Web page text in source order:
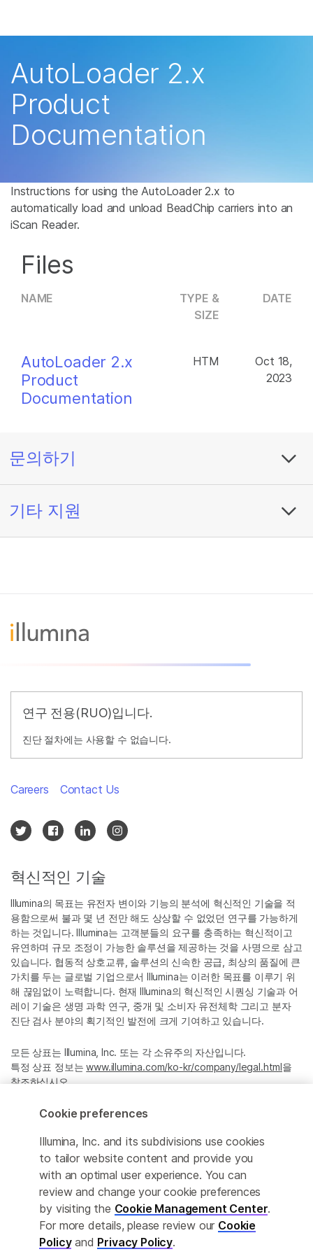
학습
추천 링크
AutoLoader 2.x
Product
Documentation
Instructions for using the AutoLoader 2.x to
automatically load and unload BeadChip carriers into an
iScan Reader.
Files
NAME
TYPE &
SIZE
DATE
AutoLoader 2.x
Product
Documentation
HTM
Oct 18,
2023
문의하기
기타 지원
연구 전용(RUO)입니다.
진단 절차에는 사용할 수 없습니다.
정확한 번역을 제공하고자 합당한 노력을 기울였으나, 자동 번역은
혁신적인 기술
Illumina의 목표는 유전자 변이와 기능의 분석에 혁신적인 기술을 적
용함으로써 불과 몇 년 전만 해도 상상할 수 없었던 연구를 가능하게
하는 것입니다. Illumina는 고객분들의 요구를 충족하는 혁신적이고
유연하며 규모 조정이 가능한 솔루션을 제공하는 것을 사명으로 삼고
있습니다. 협동적 상호교류, 솔루션의 신속한 공급, 최상의 품질에 큰
가치를 두는 글로벌 기업으로서 Illumina는 이러한 목표를 이루기 위
해 끊임없이 노력합니다. 현재 Illumina의 혁신적인 시퀀싱 기술과 어
레이 기술은 생명 과학 연구, 중개 및 소비자 유전체학 그리고 분자
진단 검사 분야의 획기적인 발전에 크게 기여하고 있습니다.
모든 상표는 Illumina, Inc. 또는 각 소유주의 자산입니다.
특정 상표 정보는www.illumina.com/ko-kr/company/legal.html을
참조하십시오.
Privacy Policy
Careers Contact Us
© 2026 Illumina, Inc. All rights reserved.
습니다. 주요 관심 분야를 선택해 주세요:
×
암 연구
미생물학 연구
복합 질환 연구
구
Cookie preferences
Illumina, Inc. and its subdivisions use cookies
to tailor website content and provide you
with an optimal user experience. You can
review and change your cookie preferences
by visiting the Cookie Management Center.
For more details, please review our Cookie
Policyand Privacy Policy.